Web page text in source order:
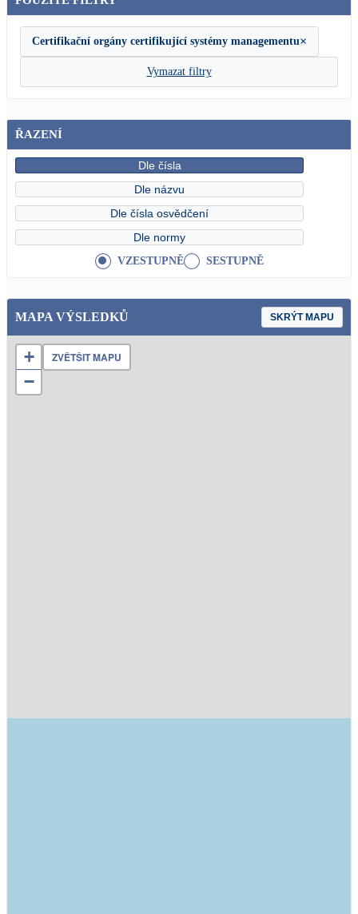
Certifikační orgány certifikující systémy managementu×
Vymazat filtry
ŘAZENÍ
Dle čísla
Dle názvu
Dle čísla osvědčení
Dle normy
VZESTUPNĚ SESTUPNĚ
MAPA VÝSLEDKŮ SKRÝT MAPU
+
−
ZVĚTŠIT MAPU